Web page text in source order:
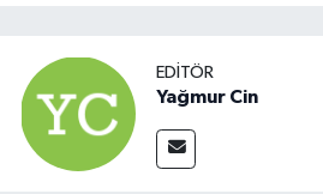
EDITÖR
Yağmur Cin